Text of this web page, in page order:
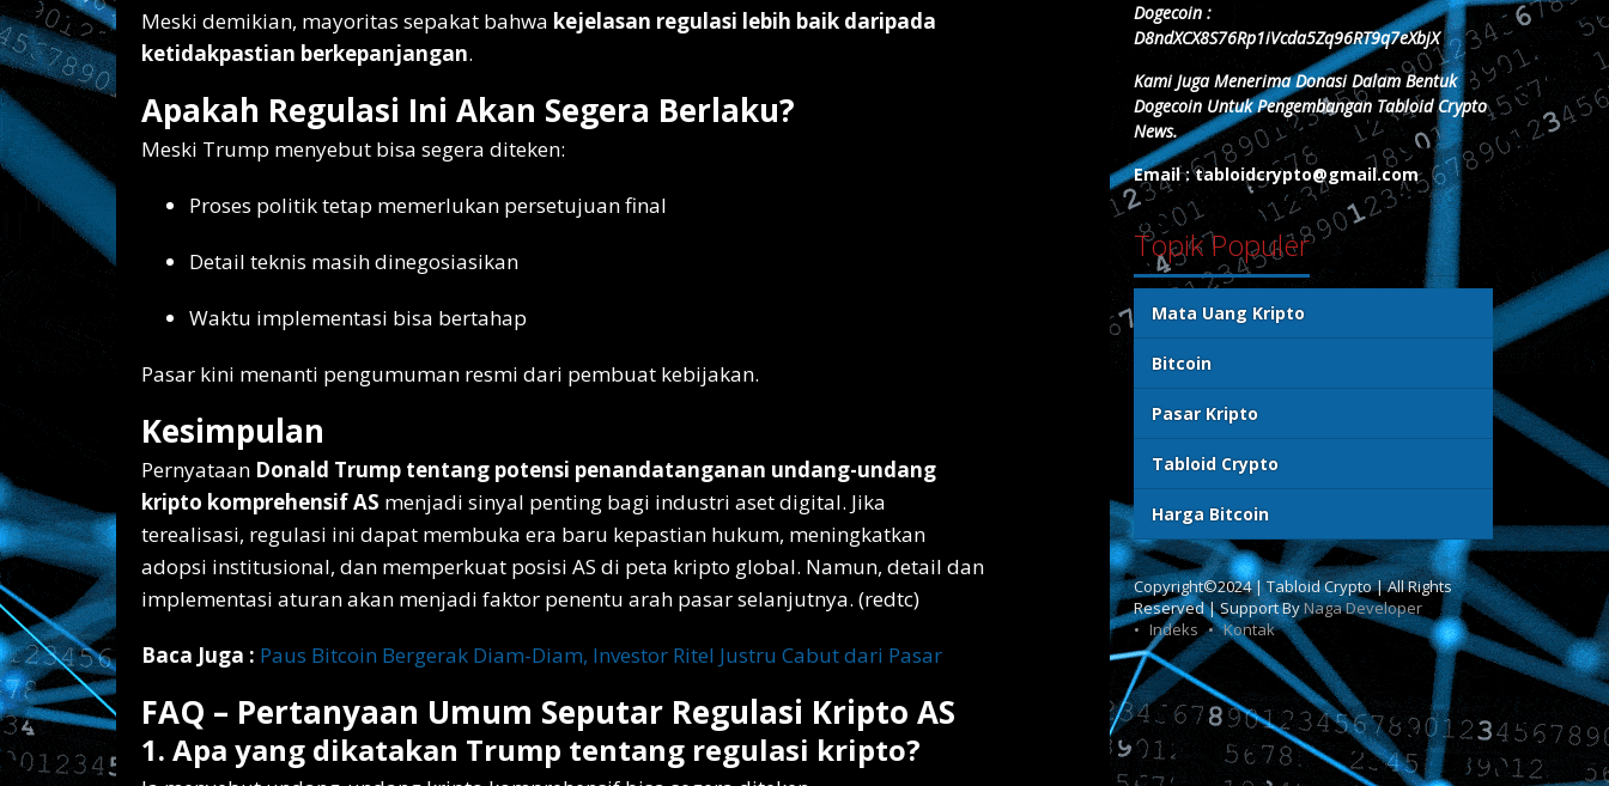
Meski demikian, mayoritas sepakat bahwa kejelasan regulasi lebih baik daripada
ketidakpastian berkepanjangan.
Apakah Regulasi Ini Akan Segera Berlaku?
Meski Trump menyebut bisa segera diteken:
Proses politik tetap memerlukan persetujuan final
Detail teknis masih dinegosiasikan
Waktu implementasi bisa bertahap
Pasar kini menanti pengumuman resmi dari pembuat kebijakan.
Kesimpulan
Pernyataan Donald Trump tentang potensi penandatanganan undang-undang
kripto komprehensif AS menjadi sinyal penting bagi industri aset digital. Jika
terealisasi, regulasi ini dapat membuka era baru kepastian hukum, meningkatkan
adopsi institusional, dan memperkuat posisi AS di peta kripto global. Namun, detail dan
implementasi aturan akan menjadi faktor penentu arah pasar selanjutnya. (redtc)
Baca Juga : Paus Bitcoin Bergerak Diam-Diam, Investor Ritel Justru Cabut dari Pasar
FAQ – Pertanyaan Umum Seputar Regulasi Kripto AS
1. Apa yang dikatakan Trump tentang regulasi kripto?
Dogecoin :
D8ndXCX8S76Rp1iVcda5Zq96RT9q7eXbjX
Kami Juga Menerima Donasi Dalam Bentuk
Dogecoin Untuk Pengembangan Tabloid Crypto
News.
Email : tabloidcrypto@gmail.com
Topik Populer
Mata Uang Kripto
Bitcoin
Pasar Kripto
Tabloid Crypto
Harga Bitcoin
Copyright©2024 | Tabloid Crypto | All Rights
Reserved | Support ByNaga Developer
Indeks
Kontak